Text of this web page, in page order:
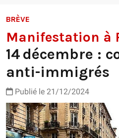
BRÈVE
Manifestation à
14 décembre :
anti-immigrés
Publié le 21/12/2024